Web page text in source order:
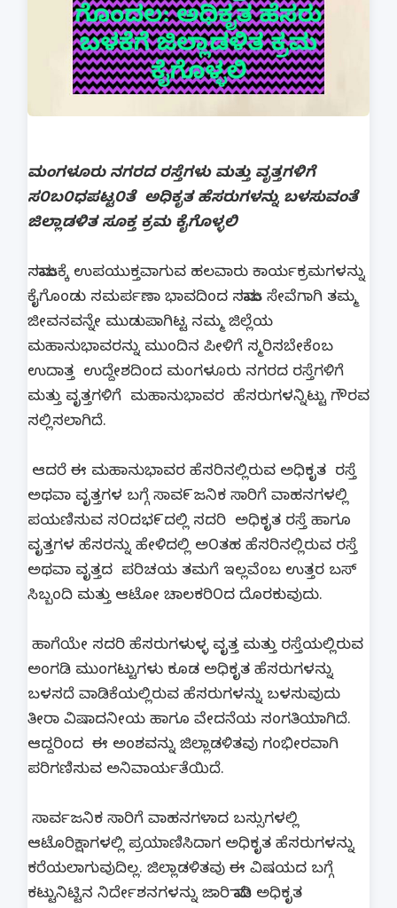
ಮಂಗಳೂರು ನಗರದ ರಸ್ತೆಗಳು ಮತ್ತು ವೃತ್ತಗಳಿಗೆ
ಸ೦ಬ೦ಧಪಟ್ಟ೦ತೆ ಅಧಿಕೃತ ಹೆಸರುಗಳನ್ನು ಬಳಸುವಂತೆ
ಜಿಲ್ಲಾಡಳಿತ ಸೂಕ್ತ ಕ್ರಮ ಕೈಗೊಳ್ಳಲಿ
ಸಮಾಜಕ್ಕೆ ಉಪಯುಕ್ತವಾಗುವ ಹಲವಾರು ಕಾರ್ಯಕ್ರಮಗಳನ್ನು
ಕೈಗೊಂಡು ಸಮರ್ಪಣಾ ಭಾವದಿಂದ ಸಮಾಜ ಸೇವೆಗಾಗಿ ತಮ್ಮ
ಜೀವನವನ್ನೇ ಮುಡುಪಾಗಿಟ್ಟ ನಮ್ಮ ಜಿಲ್ಲೆಯ
ಮಹಾನುಭಾವರನ್ನು ಮುಂದಿನ ಪೀಳಿಗೆ ಸ್ಮರಿಸಬೇಕೆಂಬ
ಉದಾತ್ತ ಉದ್ದೇಶದಿಂದ ಮಂಗಳೂರು ನಗರದ ರಸ್ತೆಗಳಿಗೆ
ಮತ್ತು ವೃತ್ತಗಳಿಗೆ ಮಹಾನುಭಾವರ ಹೆಸರುಗಳನ್ನಿಟ್ಟು ಗೌರವ
ಸಲ್ಲಿಸಲಾಗಿದೆ.
ಆದರೆ ಈ ಮಹಾನುಭಾವರ ಹೆಸರಿನಲ್ಲಿರುವ ಅಧಿಕೃತ ರಸ್ತೆ
ಅಥವಾ ವೃತ್ತಗಳ ಬಗ್ಗೆ ಸಾವ೯ಜನಿಕ ಸಾರಿಗೆ ವಾಹನಗಳಲ್ಲಿ
ಪಯಣಿಸುವ ಸ೦ದಭ೯ದಲ್ಲಿ ಸದರಿ ಅಧಿಕೃತ ರಸ್ತೆ ಹಾಗೂ
ವೃತ್ತಗಳ ಹೆಸರನ್ನು ಹೇಳಿದಲ್ಲಿ ಅ೦ತಹ ಹೆಸರಿನಲ್ಲಿರುವ ರಸ್ತೆ
ಅಥವಾ ವೃತ್ತದ ಪರಿಚಯ ತಮಗೆ ಇಲ್ಲವೆಂಬ ಉತ್ತರ ಬಸ್
ಸಿಬ್ಬಂದಿ ಮತ್ತು ಆಟೋ ಚಾಲಕರಿ೦ದ ದೊರಕುವುದು.
ಹಾಗೆಯೇ ಸದರಿ ಹೆಸರುಗಳುಳ್ಳ ವೃತ್ತ ಮತ್ತು ರಸ್ತೆಯಲ್ಲಿರುವ
ಅಂಗಡಿ ಮುಂಗಟ್ಟುಗಳು ಕೂಡ ಅಧಿಕೃತ ಹೆಸರುಗಳನ್ನು
ಬಳಸದೆ ವಾಡಿಕೆಯಲ್ಲಿರುವ ಹೆಸರುಗಳನ್ನು ಬಳಸುವುದು
ತೀರಾ ವಿಷಾದನೀಯ ಹಾಗೂ ವೇದನೆಯ ಸಂಗತಿಯಾಗಿದೆ.
ಆದ್ದರಿಂದ ಈ ಅಂಶವನ್ನು ಜಿಲ್ಲಾಡಳಿತವು ಗಂಭೀರವಾಗಿ
ಪರಿಗಣಿಸುವ ಅನಿವಾರ್ಯತೆಯಿದೆ.
ಸಾರ್ವಜನಿಕ ಸಾರಿಗೆ ವಾಹನಗಳಾದ ಬಸ್ಸುಗಳಲ್ಲಿ
ಆಟೊರಿಕ್ಷಾಗಳಲ್ಲಿ ಪ್ರಯಾಣಿಸಿದಾಗ ಅಧಿಕೃತ ಹೆಸರುಗಳನ್ನು
ಕರೆಯಲಾಗುವುದಿಲ್ಲ. ಜಿಲ್ಲಾಡಳಿತವು ಈ ವಿಷಯದ ಬಗ್ಗೆ
ಕಟ್ಟುನಿಟ್ಟಿನ ನಿರ್ದೇಶನಗಳನ್ನು ಜಾರಿ ಮಾಡಿ ಅಧಿಕೃತ